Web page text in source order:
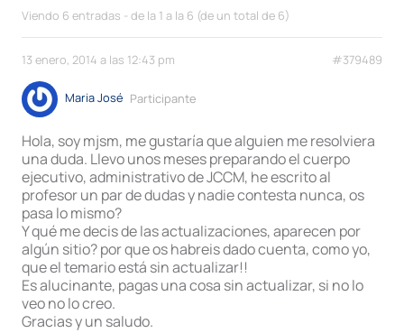
Viendo 6 entradas - de la 1 a la 6 (de un total de 6)
13 enero, 2014 a las 12:43 pm #379489
Maria José Participante
Hola, soy mjsm, me gustaría que alguien me resolviera
una duda. Llevo unos meses preparando el cuerpo
ejecutivo, administrativo de JCCM, he escrito al
profesor un par de dudas y nadie contesta nunca, os
pasa lo mismo?
Y qué me decis de las actualizaciones, aparecen por
algún sitio? por que os habreis dado cuenta, como yo,
que el temario está sin actualizar!!
Es alucinante, pagas una cosa sin actualizar, si no lo
veo no lo creo.
Gracias y un saludo.